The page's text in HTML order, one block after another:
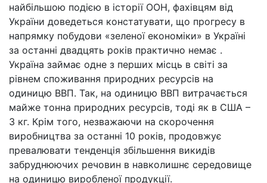
найбільшою подією в історії ООН, фахівцям від
України доведеться констатувати, що прогресу в
напрямку побудови «зеленої економіки» в Україні
за останні двадцять років практично немає .
Україна займає одне з перших місць в світі за
рівнем споживання природних ресурсів на
одиницю ВВП. Так, на одиницю ВВП витрачається
майже тонна природних ресурсів, тоді як в США –
3 кг. Крім того, незважаючи на скорочення
виробництва за останні 10 років, продовжує
превалювати тенденція збільшення викидів
забруднюючих речовин в навколишнє середовище
на одиницю виробленої продукції.